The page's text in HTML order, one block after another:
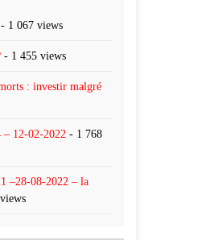
- 1 067 views
- 1 455 views
: investir malgré
– 12-02-2022 - 1 768
–28-08-2022 – la